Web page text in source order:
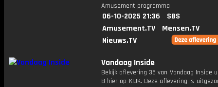
Amusement programma
06-10-2025 21:36
SBS
Amusement.TV
Mensen.TV
Nieuws.TV
Vandaag Inside
Bekijk aflevering 35 van Vandaag Inside
8 hier op KIJK. Deze aflevering is